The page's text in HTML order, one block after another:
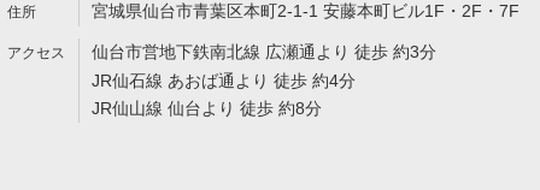
宮城県仙台市青葉区本町2-1-1 安藤本町ビル1F・2F・7F
仙台市営地下鉄南北線 広瀬通より 徒歩 約3分
JR仙石線 あおば通より 徒歩 約4分
JR仙山線 仙台より 徒歩 約8分